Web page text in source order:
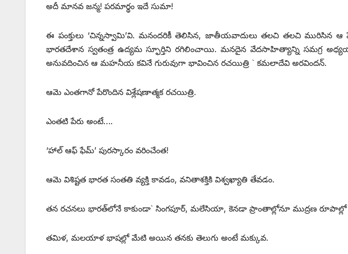
అదీ మానవ జన్మ! పరమార్థం ఇదే సుమా!
ఈ పంక్తులు ‘చిన్నస్వామి’వి. మనందరికీ తెలిసిన, జాతీయవాదులు తలచి తలచి మురిసిన
భారతదేశాన స్వతంత్ర ఉద్యమ స్ఫూర్తిని రగిలించాయి. మనదైన వేదసాహిత్యాన్ని సమగ్ర
అనువదించిన ఆ మహనీయ కవినే గురువుగా భావించిన రచయిత్రి ` కమలాదేవి అరవిందన్‌.
ఆమె ఎంతగానో పేరొందిన విశ్లేషణాత్మక రచయిత్రి.
ఎంతటి పేరు అంటే….
‘హాల్‌ ఆఫ్‌ ఫేమ్‌’ పురస్కారం వరించేంత!
ఆమె విశిష్టత భారత సంతతి వ్యక్తి కావడం, వనితాశక్తికి విశ్వఖ్యాతి తేవడం.
తన రచనలు భారత్‌లోనే కాకుండా` సింగపూర్‌, మలేసియా, కెనడా ప్రాంతాల్లోనూ ముద్రణ రూపాల్లో
తమిళ, మలయాళ భాషల్లో మేటి అయిన తనకు తెలుగు అంటే మక్కువ.